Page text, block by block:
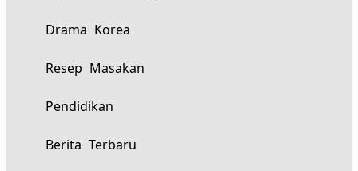
Drama Korea
Resep Masakan
Pendidikan
Berita Terbaru